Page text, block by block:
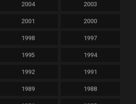
2004 2003
2001 2000
1998 1997
1995 1994
1992 1991
1989 1988